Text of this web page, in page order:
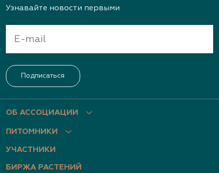
ОБ АССОЦИАЦИИ
ПИТОМНИКИ
УЧАСТНИКИ
БИРЖА РАСТЕНИЙ
Узнавайте новости первыми
Подписаться